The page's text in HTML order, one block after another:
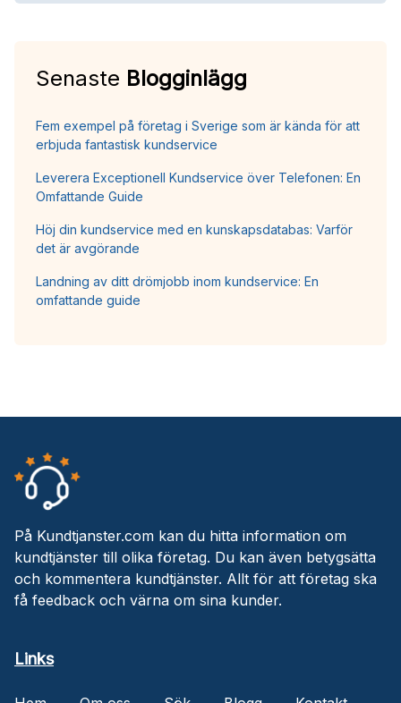
Senaste Blogginlägg
Fem exempel på företag i Sverige som är kända för att
erbjuda fantastisk kundservice
Leverera Exceptionell Kundservice över Telefonen: En
Omfattande Guide
Höj din kundservice med en kunskapsdatabas: Varför
det är avgörande
Landning av ditt drömjobb inom kundservice: En
omfattande guide
På Kundtjanster.com kan du hitta information om
kundtjänster till olika företag. Du kan även betygsätta
och kommentera kundtjänster. Allt för att företag ska
få feedback och värna om sina kunder.
Links